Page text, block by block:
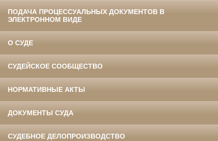
ПОДАЧА ПРОЦЕССУАЛЬНЫХ ДОКУМЕНТОВ В
ЭЛЕКТРОННОМ ВИДЕ
О СУДЕ
СУДЕЙСКОЕ СООБЩЕСТВО
НОРМАТИВНЫЕ АКТЫ
ДОКУМЕНТЫ СУДА
СУДЕБНОЕ ДЕЛОПРОИЗВОДСТВО